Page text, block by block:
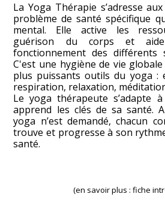
La Yoga Thérapie s’adresse
problème de santé spécifique
mental. Elle active les
guérison du corps et
fonctionnement des différents
C'est une hygiène de vie
plus puissants outils du yoga :
respiration, relaxation,
Le yoga thérapeute s’adapte
apprend les clés de sa santé.
yoga n’est demandé, chacun
trouve et progresse à son
santé.
(en savoir plus : fiche